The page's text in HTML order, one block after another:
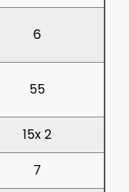
6
55
15x 2
7